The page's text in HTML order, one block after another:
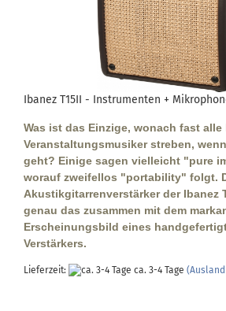
Ibanez T15II - Instrumenten +
Was ist das Einzige, wonach fast alle
Veranstaltungsmusiker streben,
geht? Einige sagen vielleicht "pure
worauf zweifellos "portability" folgt.
Akustikgitarrenverstärker der Ibanez
genau das zusammen mit dem
Erscheinungsbild eines
Verstärkers.
Lieferzeit: ca. 3-4 Tage